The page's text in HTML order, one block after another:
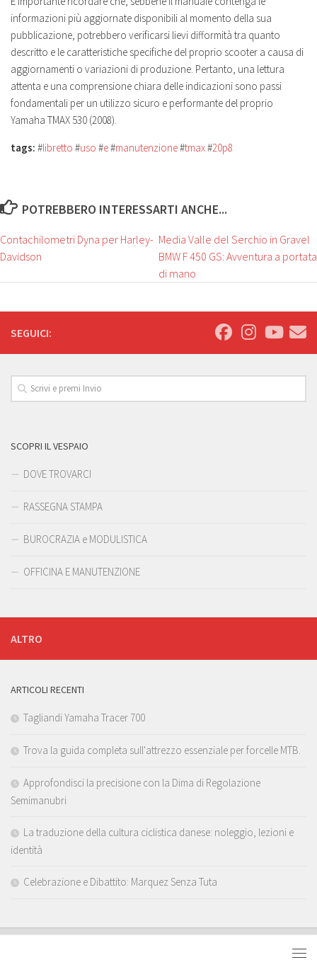
informazioni più aggiornate disponibili al momento della sua
pubblicazione, potrebbero verificarsi lievi difformità tra quanto
descritto e le caratteristiche specifiche del proprio scooter a causa di
aggiornamenti o variazioni di produzione. Pertanto, una lettura
attenta e una comprensione chiara delle indicazioni sono passi
fondamentali per un utilizzo sicuro e performante del proprio
Yamaha TMAX 530 (2008).
tags: #libretto #uso #e#manutenzione#tmax#20p8
POTREBBERO INTERESSARTI ANCHE...
Contachilometri Dyna per Harley-
Davidson
Media Valle del Serchio in Gravel
BMW F 450 GS: Avventura a portata
di mano
SEGUICI:
SCOPRI IL VESPAIO
DOVE TROVARCI
RASSEGNA STAMPA
BUROCRAZIA e MODULISTICA
OFFICINA E MANUTENZIONE
ALTRO
ARTICOLI RECENTI
Tagliandi Yamaha Tracer 700
Trova la guida completa sull'attrezzo essenziale per forcelle MTB.
Approfondisci la precisione con la Dima di Regolazione
Semimanubri
La traduzione della cultura ciclistica danese: noleggio, lezioni e
identità
Celebrazione e Dibattito: Marquez Senza Tuta